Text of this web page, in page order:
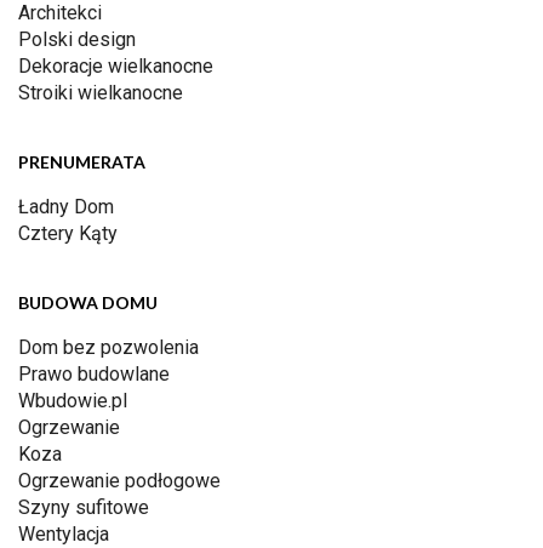
Architekci
Polski design
Dekoracje wielkanocne
Stroiki wielkanocne
PRENUMERATA
Ładny Dom
Cztery Kąty
BUDOWA DOMU
Dom bez pozwolenia
Prawo budowlane
Wbudowie.pl
Ogrzewanie
Koza
Ogrzewanie podłogowe
Szyny sufitowe
Wentylacja